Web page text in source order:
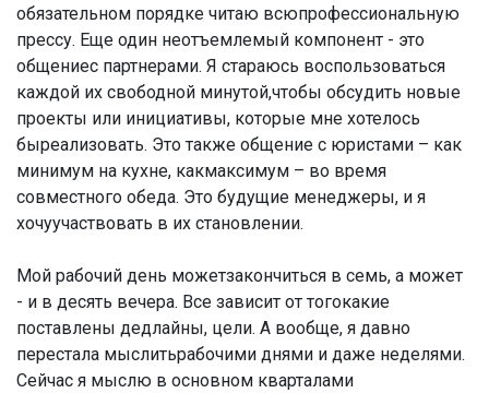
обязательном порядке читаю всюпрофессиональную
прессу. Еще один неотъемлемый компонент - это
общениес партнерами. Я стараюсь воспользоваться
каждой их свободной минутой,чтобы обсудить новые
проекты или инициативы, которые мне хотелось
быреализовать. Это также общение с юристами – как
минимум на кухне, какмаксимум – во время
совместного обеда. Это будущие менеджеры, и я
хочуучаствовать в их становлении.
Мой рабочий день можетзакончиться в семь, а может
- и в десять вечера. Все зависит от тогокакие
поставлены дедлайны, цели. А вообще, я давно
перестала мыслитьрабочими днями и даже неделями.
Сейчас я мыслю в основном кварталами